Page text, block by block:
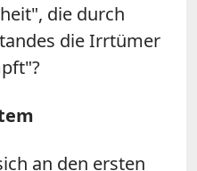
die durch
die Irrtümer
an den ersten